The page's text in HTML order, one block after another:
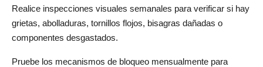
Realice inspecciones visuales semanales para verificar si hay
grietas, abolladuras, tornillos flojos, bisagras dañadas o
componentes desgastados.
Pruebe los mecanismos de bloqueo mensualmente para